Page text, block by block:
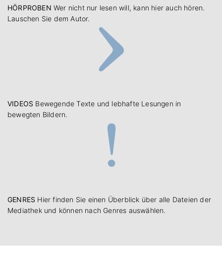
HÖRPROBEN Wer nicht nur lesen will, kann hier auch hören.
Lauschen Sie dem Autor.
VIDEOS Bewegende Texte und lebhafte Lesungen in
bewegten Bildern.
GENRES Hier finden Sie einen Überblick über alle Dateien der
Mediathek und können nach Genres auswählen.